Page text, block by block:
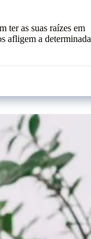
ter as suas raízes em
afligem a determinada